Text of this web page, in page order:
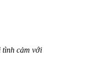
tình cảm với